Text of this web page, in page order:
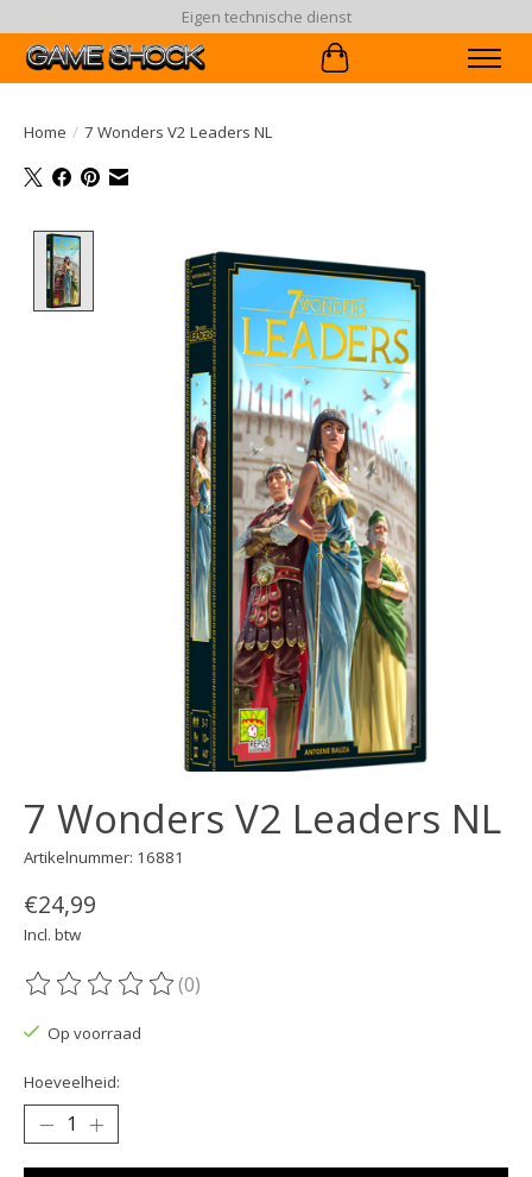
Eigen technische dienst
Winkelwagen
Home / 7 Wonders V2 Leaders NL
7 Wonders V2 Leaders NL
Artikelnummer: 16881
€24,99
Incl. btw
De beoordeling van dit product is
(0)
Op voorraad
Hoeveelheid: